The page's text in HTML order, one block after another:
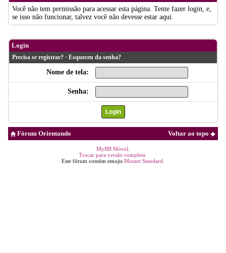
Você não tem permissão para acessar esta página. Tente fazer login, e,
se isso não funcionar, talvez você não devesse estar aqui.
Login
Precisa se registrar? · Esqueceu da senha?
Nome de tela:
Senha:
Voltar ao topo
Fórum Orientando
MyBB Móvel
Trocar para versão completa
Este fórum contém emojis Mutant Standard